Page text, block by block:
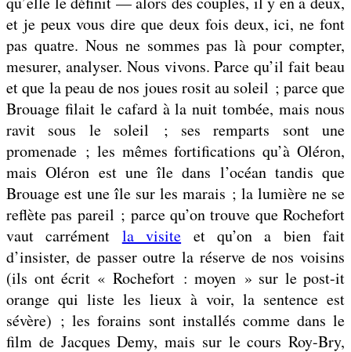
et je peux vous dire que deux fois deux, ici, ne font
pas quatre. Nous ne sommes pas là pour compter,
mesurer, analyser. Nous vivons. Parce qu’il fait beau
et que la peau de nos joues rosit au soleil ; parce que
Brouage filait le cafard à la nuit tombée, mais nous
ravit sous le soleil ; ses remparts sont une
promenade ; les mêmes fortifications qu’à Oléron,
mais Oléron est une île dans l’océan tandis que
Brouage est une île sur les marais ; la lumière ne se
reflète pas pareil ; parce qu’on trouve que Rochefort
vaut carrément la visite et qu’on a bien fait
d’insister, de passer outre la réserve de nos voisins
(ils ont écrit « Rochefort : moyen » sur le post-it
orange qui liste les lieux à voir, la sentence est
sévère) ; les forains sont installés comme dans le
film de Jacques Demy, mais sur le cours Roy-Bry,